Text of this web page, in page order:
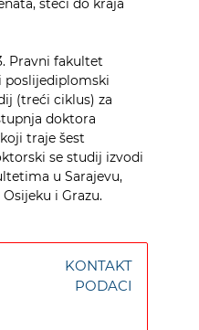
steći do kraja
Pravni fakultet
poslijediplomski
(treći ciklus) za
doktora
traje šest
se studij izvodi
u Sarajevu,
i Grazu.
KONTAKT
PODACI